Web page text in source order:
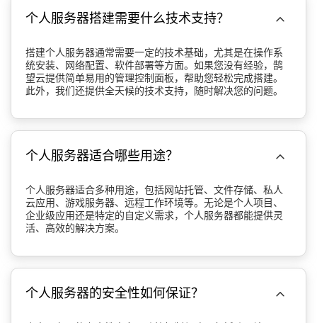
个人服务器搭建需要什么技术支持？ 
搭建个人服务器通常需要一定的技术基础，尤其是在操作系
统安装、网络配置、软件部署等方面。如果您没有经验，鹄
望云提供简单易用的管理控制面板，帮助您轻松完成搭建。
此外，我们还提供全天候的技术支持，随时解决您的问题。
个人服务器适合哪些用途？ 
个人服务器适合多种用途，包括网站托管、文件存储、私人
云应用、游戏服务器、远程工作环境等。无论是个人项目、
企业级应用还是特定的自定义需求，个人服务器都能提供灵
活、高效的解决方案。
个人服务器的安全性如何保证？ 